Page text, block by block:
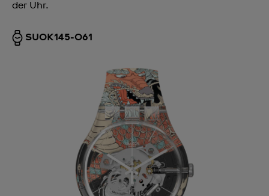
der Uhr.
SUOK145-061